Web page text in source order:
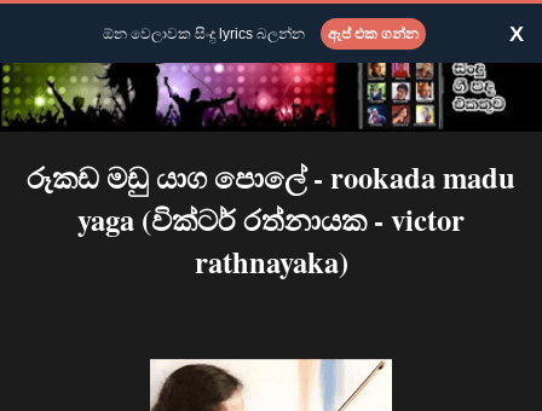
රූකඩ මඩු යාග පොලේ - rookada madu
yaga (වික්ටර් රත්නායක - victor
rathnayaka)
ඕන වෙලාවක සිංදු lyrics බලන්න ඇප් එක ගන්න X